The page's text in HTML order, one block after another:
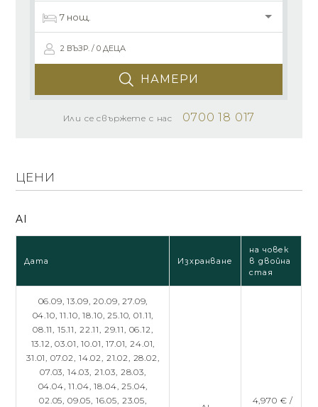
2 ВЪЗР. / 0 ДЕЦА
НАМЕРИ
Или се свържете с нас 0700 18 017
ЦЕНИ
AI
Дата Изхранване
на човек
в двойна
стая
06.09,13.09,20.09,27.09,
04.10,11.10,18.10,25.10,01.11,
08.11, 15.11, 22.11, 29.11, 06.12,
13.12,03.01,10.01,17.01,24.01,
31.01, 07.02, 14.02, 21.02, 28.02,
07.03, 14.03, 21.03, 28.03,
04.04,11.04,18.04,25.04,
02.05, 09.05, 16.05, 23.05,
4,970 € /